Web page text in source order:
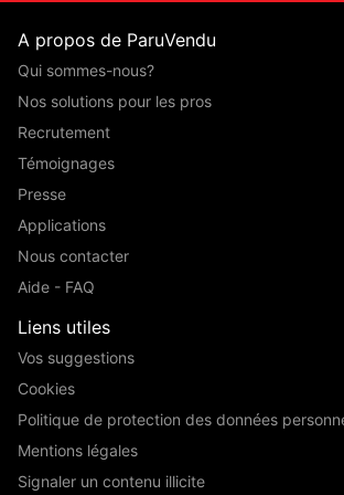
A propos de ParuVendu
Qui sommes-nous?
Nos solutions pour les pros
Recrutement
Témoignages
Presse
Applications
Nous contacter
Aide - FAQ
Liens utiles
Vos suggestions
Cookies
Politique de protection des données
Mentions légales
Signaler un contenu illicite